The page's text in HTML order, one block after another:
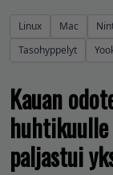
Linux Mac
Tasohyppelyt
Kauan
paljastui